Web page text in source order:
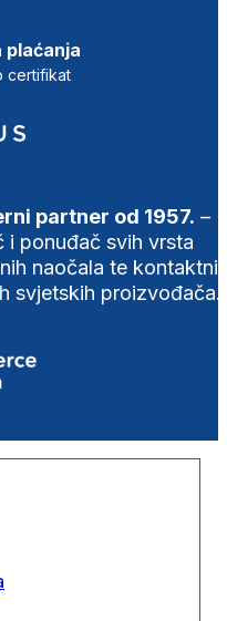
plaćanja
certifikat
partner od 1957. –
i ponuđač svih vrsta
naočala te
svjetskih proizvođača.